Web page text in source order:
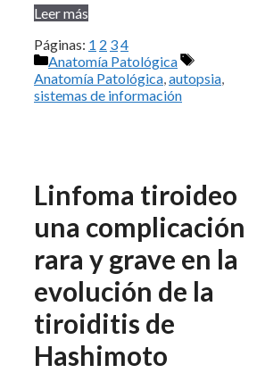
Leer más
Páginas: 1 2 34
Categorías
Anatomía Patológica
Etiquetas
Anatomía Patológica autopsia
sistemas de información
Linfoma tiroideo
una complicación
rara y grave en la
evolución de la
tiroiditis de
Hashimoto